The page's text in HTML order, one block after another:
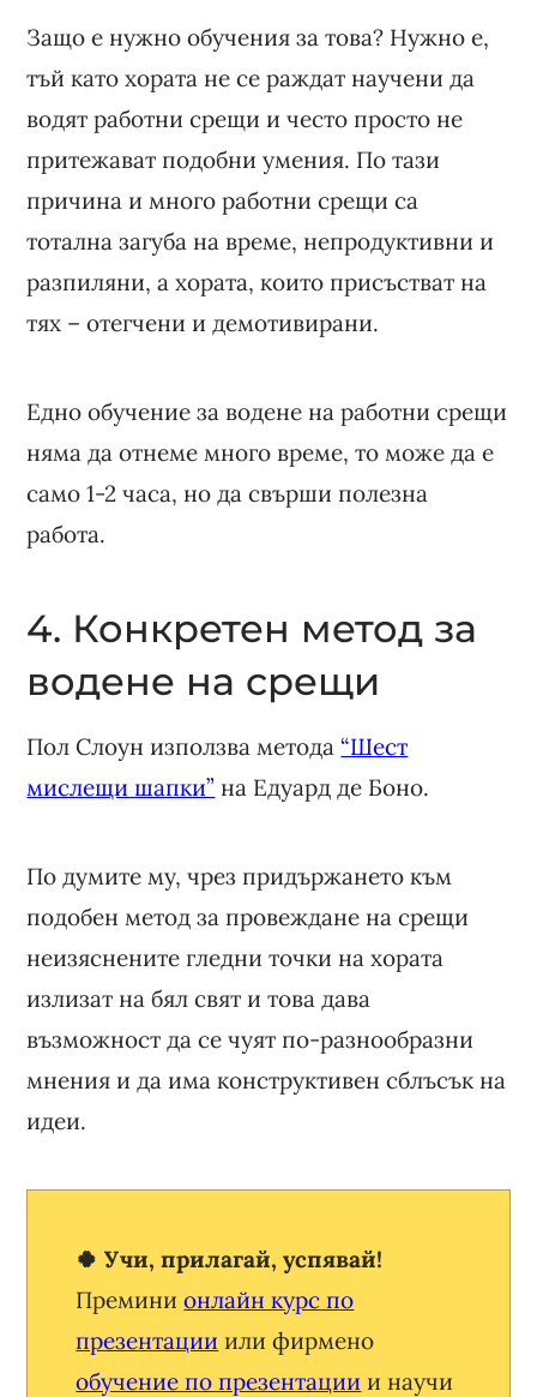
Защо е нужно обучения за това? Нужно е,
тъй като хората не се раждат научени да
водят работни срещи и често просто не
притежават подобни умения. По тази
причина и много работни срещи са
тотална загуба на време, непродуктивни и
разпиляни, а хората, които присъстват на
тях – отегчени и демотивирани.
Едно обучение за водене на работни срещи
няма да отнеме много време, то може да е
само 1-2 часа, но да свърши полезна
работа.
4. Конкретен метод за
водене на срещи
Пол Слоун използва метода “Шест
мислещи шапки” на Едуард де Боно.
По думите му, чрез придържането към
подобен метод за провеждане на срещи
неизяснените гледни точки на хората
излизат на бял свят и това дава
възможност да се чуят по-разнообразни
мнения и да има конструктивен сблъсък на
идеи.
🍀 Учи, прилагай, успявай!
Преминионлайн курс по
презентации или фирмено
обучение по презентации и научи